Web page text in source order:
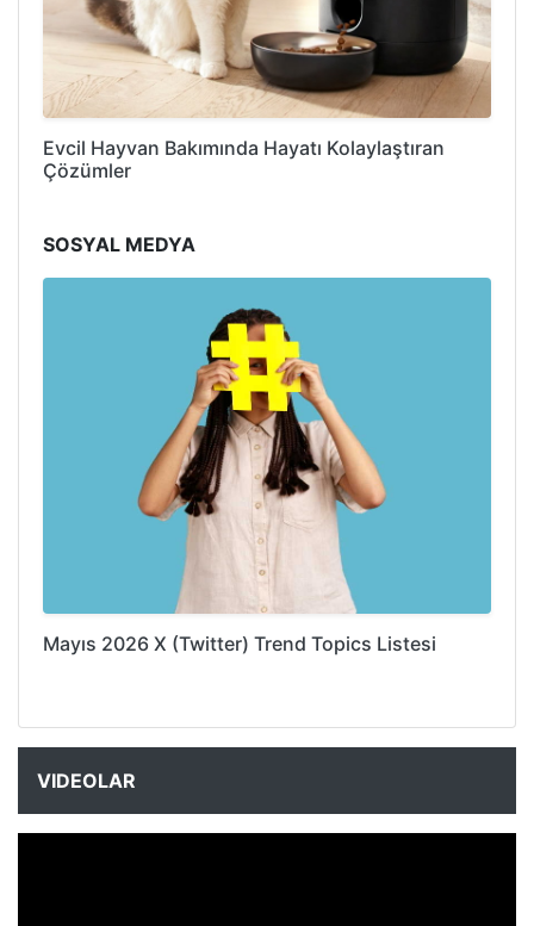
Evcil Hayvan Bakımında Hayatı Kolaylaştıran
Çözümler
SOSYAL MEDYA
Mayıs 2026 X (Twitter) Trend Topics Listesi
VIDEOLAR